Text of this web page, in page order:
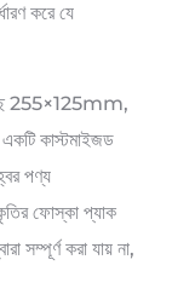
করে যে
255×125mm,
কাস্টমাইজড
পণ্য
ফোস্কা প্যাক
সম্পূর্ণ করা যায় না,